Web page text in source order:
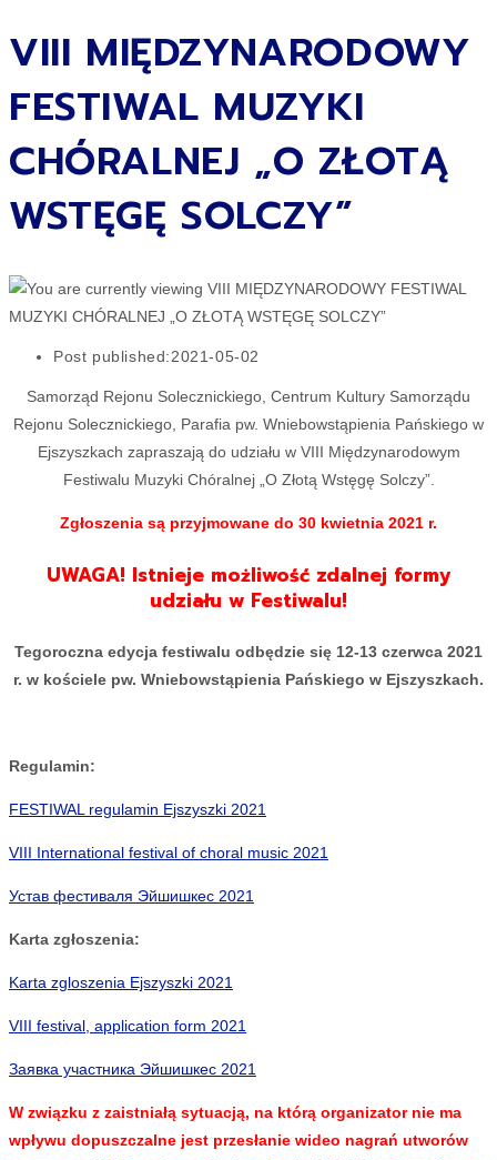
VIII MIĘDZYNARODOWY
FESTIWAL MUZYKI
CHÓRALNEJ „O ZŁOTĄ
WSTĘGĘ SOLCZY”
Post published:2021-05-02
Samorząd Rejonu Solecznickiego, Centrum Kultury Samorządu
Rejonu Solecznickiego, Parafia pw. Wniebowstąpienia Pańskiego w
Ejszyszkach zapraszają do udziału w VIII Międzynarodowym
Festiwalu Muzyki Chóralnej „O Złotą Wstęgę Solczy”.
Zgłoszenia są przyjmowane do 30 kwietnia 2021 r.
UWAGA! Istnieje możliwość zdalnej formy
udziału w Festiwalu!
Tegoroczna edycja festiwalu odbędzie się 12-13 czerwca 2021
r. w kościele pw. Wniebowstąpienia Pańskiego w Ejszyszkach.
Regulamin:
FESTIWAL regulamin Ejszyszki 2021
VIII International festival of choral music 2021
Устав фестиваля Эйшишкес 2021
Karta zgłoszenia:
Karta zgloszenia Ejszyszki 2021
VIII festival, application form 2021
Заявка участника Эйшишкес 2021
W związku z zaistniałą sytuacją, na którą organizator nie ma
wpływu dopuszczalne jest przesłanie wideo nagrań utworów